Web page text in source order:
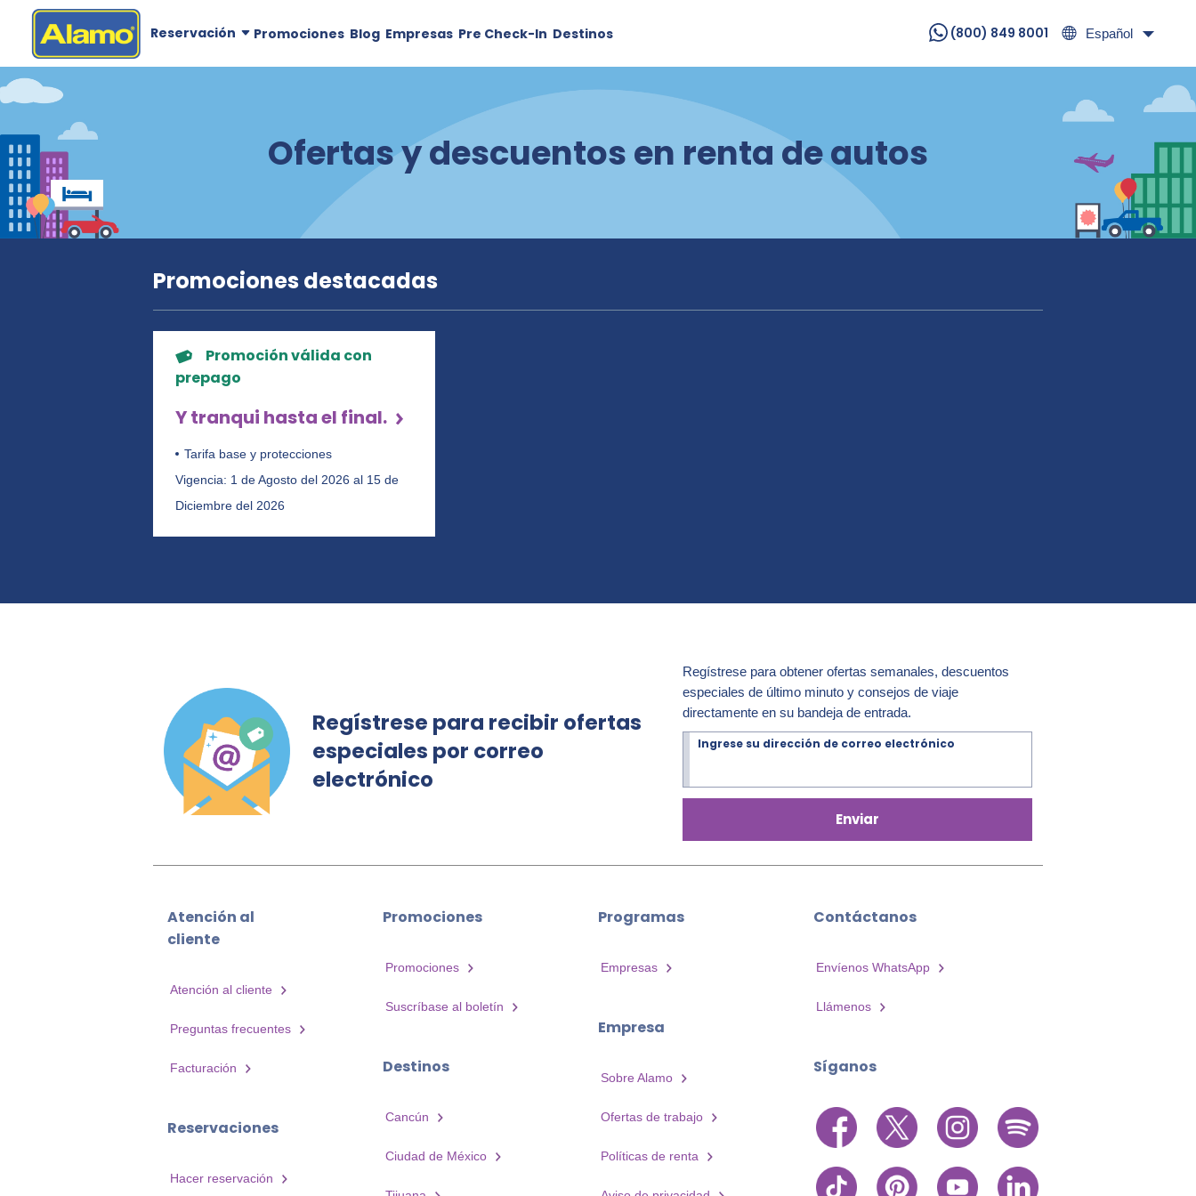
Reservación Promociones Blog Empresas Pre Check-In Destinos (800) 849 8001 Español
Ofertas y descuentos en renta de autos
Promociones destacadas
Promoción válida con
prepago
Y tranqui hasta el final.
Tarifa base y protecciones
Vigencia: 1 de Agosto del 2026 al 15 de
Diciembre del 2026
Regístrese para recibir ofertas
especiales por correo
electrónico
Regístrese para obtener ofertas semanales, descuentos
especiales de último minuto y consejos de viaje
directamente en su bandeja de entrada.
Ingrese su dirección de correo electrónico
Enviar
Atención al
cliente
Atención al cliente
Preguntas frecuentes
Facturación
Reservaciones
Hacer reservación
Promociones
Promociones
Suscríbase al boletín
Destinos
Cancún
Ciudad de México
Programas
Empresas
Empresa
Sobre Alamo
Ofertas de trabajo
Políticas de renta
Contáctanos
Envíenos WhatsApp
Llámenos
Síganos